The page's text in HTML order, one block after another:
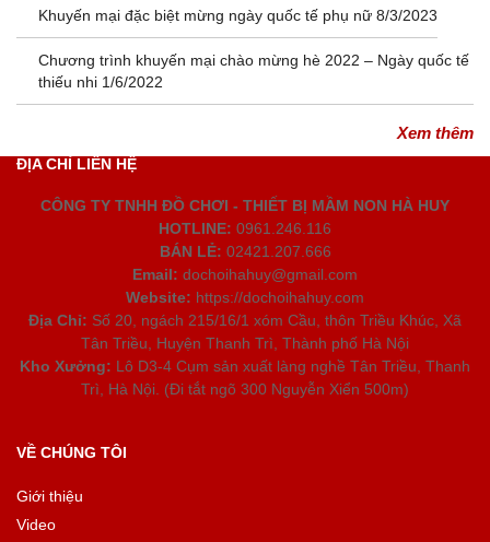
Khuyến mại đặc biệt mừng ngày quốc tế phụ nữ 8/3/2023
Chương trình khuyến mại chào mừng hè 2022 – Ngày quốc tế
thiếu nhi 1/6/2022
Xem thêm
ĐỊA CHỈ LIÊN HỆ
CÔNG TY TNHH ĐỒ CHƠI - THIẾT BỊ MẦM NON HÀ HUY
HOTLINE: 0961.246.116
BÁN LẺ: 02421.207.666
Email: dochoihahuy@gmail.com
Website: https://dochoihahuy.com
Địa Chỉ: Số 20, ngách 215/16/1 xóm Cầu, thôn Triều Khúc, Xã
Tân Triều, Huyện Thanh Trì, Thành phố Hà Nội
Kho Xưởng: Lô D3-4 Cụm sản xuất làng nghề Tân Triều, Thanh
Trì, Hà Nội. (Đi tắt ngõ 300 Nguyễn Xiển 500m)
VỀ CHÚNG TÔI
Giới thiệu
Video